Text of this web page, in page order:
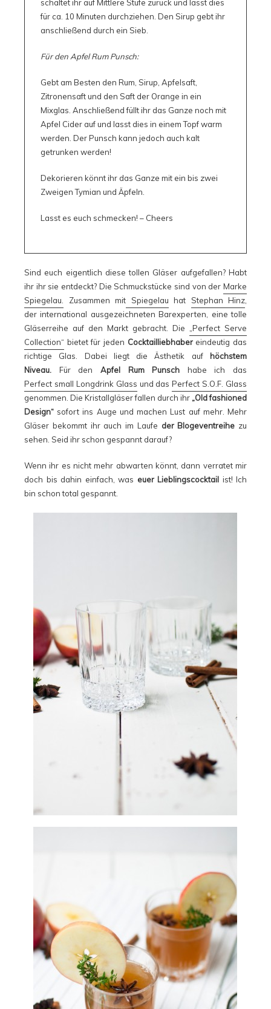
schaltet ihr auf Mittlere Stufe zurück und lasst dies
für ca. 10 Minuten durchziehen. Den Sirup gebt ihr
anschließend durch ein Sieb.
Für den Apfel Rum Punsch:
Gebt am Besten den Rum, Sirup, Apfelsaft,
Zitronensaft und den Saft der Orange in ein
Mixglas. Anschließend füllt ihr das Ganze noch mit
Apfel Cider auf und lasst dies in einem Topf warm
werden. Der Punsch kann jedoch auch kalt
getrunken werden!
Dekorieren könnt ihr das Ganze mit ein bis zwei
Zweigen Tymian und Äpfeln.
Lasst es euch schmecken! – Cheers
Sind euch eigentlich diese tollen Gläser aufgefallen? Habt
ihr ihr sie entdeckt? Die Schmuckstücke sind von der Marke
Spiegelau.
Zusammen mit Spiegelau hat Stephan Hinz
der international ausgezeichneten Barexperten, eine tolle
Gläserreihe auf den Markt gebracht. Die
„Perfect Serve
Collection“ bietet für jeden Cocktailliebhabereindeutig das
richtige Glas. Dabei liegt die Ästhetik auf höchstem
Niveau. Für den Apfel Rum Punsch habe ich das
Perfect small Longdrink Glass und dasPerfect S.O.F. Glass
genommen. Die Kristallgläser fallen durch ihr „Old fashioned
Design“ sofort ins Auge und machen Lust auf mehr. Mehr
Gläser bekommt ihr auch im Laufe der Blogeventreihe zu
sehen. Seid ihr schon gespannt darauf?
Wenn ihr es nicht mehr abwarten könnt, dann verratet mir
doch bis dahin einfach, was euer Lieblingscocktail ist! Ich
bin schon total gespannt.